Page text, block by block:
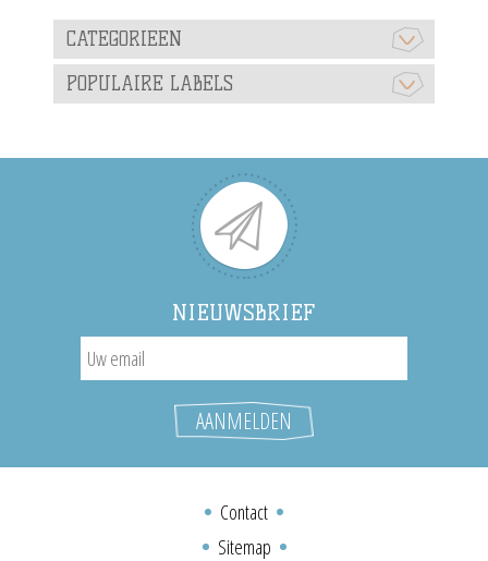
CATEGORIEEN
POPULAIRE LABELS
NIEUWSBRIEF
Contact
Sitemap